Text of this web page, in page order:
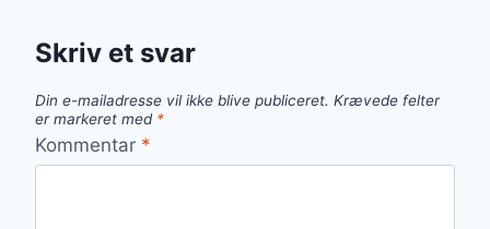
Skriv et svar
Din e-mailadresse vil ikke blive publiceret. Krævede felter
er markeret med *
Kommentar *